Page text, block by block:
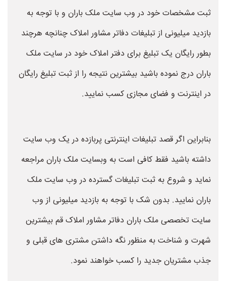
ثبت مشخصات خود در وب سایت ملک باران و با توجه به
بازدید میلیونی از تبلیغات دفاتر مشاور املاک چنانچه هرچند
بطور رایگان یک تبلیغ برای دفتر املاک خود در سایت ملک
باران درج نموده باشید بیشترین نتیجه را از ثبت تبلیغ رایگان
در اینترنت و فضای مجازی کسب نمایید.
بنابراین اگر قصد تبلیغات اینترنتی پربازده در یک وب سایت
داشته باشید فقط کافی است به وبسایت ملک باران مراجعه
نماید و شروع به ثبت تبلیغات گسترده در وب سایت ملک
باران نمایید. بدون شک با توجه به بازدید میلیونی از وب
سایت تخصصی ملک باران دفاتر مشاور املاک قم بیشترین
شهرت و شناخت به منظور نگه داشتن مشتری های قبلی و
جذب مشتریان جدید را کسب خواهند نمود.